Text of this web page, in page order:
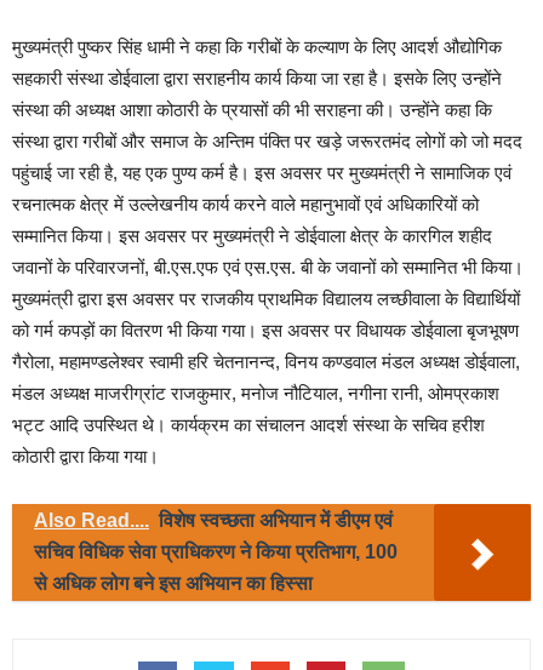
मुख्यमंत्री पुष्कर सिंह धामी ने कहा कि गरीबों के कल्याण के लिए आदर्श औद्योगिक
सहकारी संस्था डोईवाला द्वारा सराहनीय कार्य किया जा रहा है। इसके लिए उन्होंने
संस्था की अध्यक्ष आशा कोठारी के प्रयासों की भी सराहना की। उन्होंने कहा कि
संस्था द्वारा गरीबों और समाज के अन्तिम पंक्ति पर खड़े जरूरतमंद लोगों को जो मदद
पहुंचाई जा रही है, यह एक पुण्य कर्म है। इस अवसर पर मुख्यमंत्री ने सामाजिक एवं
रचनात्मक क्षेत्र में उल्लेखनीय कार्य करने वाले महानुभावों एवं अधिकारियों को
सम्मानित किया। इस अवसर पर मुख्यमंत्री ने डोईवाला क्षेत्र के कारगिल शहीद
जवानों के परिवारजनों, बी.एस.एफ एवं एस.एस. बी के जवानों को सम्मानित भी किया।
मुख्यमंत्री द्वारा इस अवसर पर राजकीय प्राथमिक विद्यालय लच्छीवाला के विद्यार्थियों
को गर्म कपड़ों का वितरण भी किया गया। इस अवसर पर विधायक डोईवाला बृजभूषण
गैरोला, महामण्डलेश्वर स्वामी हरि चेतनानन्द, विनय कण्डवाल मंडल अध्यक्ष डोईवाला,
मंडल अध्यक्ष माजरीग्रांट राजकुमार, मनोज नौटियाल, नगीना रानी, ओमप्रकाश
भट्ट आदि उपस्थित थे। कार्यक्रम का संचालन आदर्श संस्था के सचिव हरीश
कोठारी द्वारा किया गया।
Also Read.... विशेष स्वच्छता अभियान में डीएम एवं
सचिव विधिक सेवा प्राधिकरण ने किया प्रतिभाग, 100
से अधिक लोग बने इस अभियान का हिस्सा